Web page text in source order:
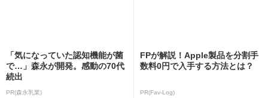
「気になっていた認知機能が菌
で…」森永が開発。感動の70代
続出
PR(森永乳業)
FPが解説！Apple製品を分割手
数料0円で入手する方法とは？
PR(Fav-Log)